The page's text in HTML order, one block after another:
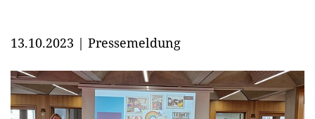
13.10.2023 | Pressemeldung